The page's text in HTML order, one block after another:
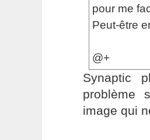
pour me
Peut-être
@+
Synaptic
problème
image qui